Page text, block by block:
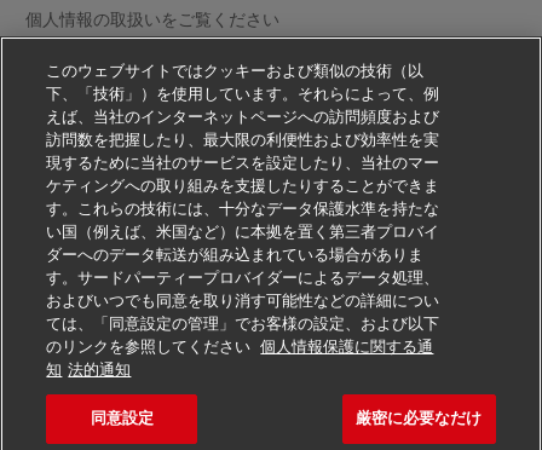
個人情報の取扱いをご覧ください
その他の情報
Cookie の設定
フォローする
2026 © - all rights reserved
このウェブサイトではクッキーおよび類似の技術（以
下、「技術」）を使用しています。それらによって、例
えば、当社のインターネットページへの訪問頻度および
訪問数を把握したり、最大限の利便性および効率性を実
現するために当社のサービスを設定したり、当社のマー
ケティングへの取り組みを支援したりすることができま
す。これらの技術には、十分なデータ保護水準を持たな
い国（例えば、米国など）に本拠を置く第三者プロバイ
ダーへのデータ転送が組み込まれている場合がありま
す。サードパーティープロバイダーによるデータ処理、
およびいつでも同意を取り消す可能性などの詳細につい
ては、「同意設定の管理」でお客様の設定、および以下
のリンクを参照してください 個人情報保護に関する通
知 法的通知
同意設定 厳密に必要なだけ